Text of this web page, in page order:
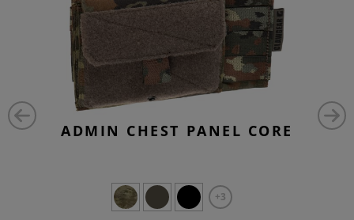
ADMIN CHEST PANEL CORE
+3